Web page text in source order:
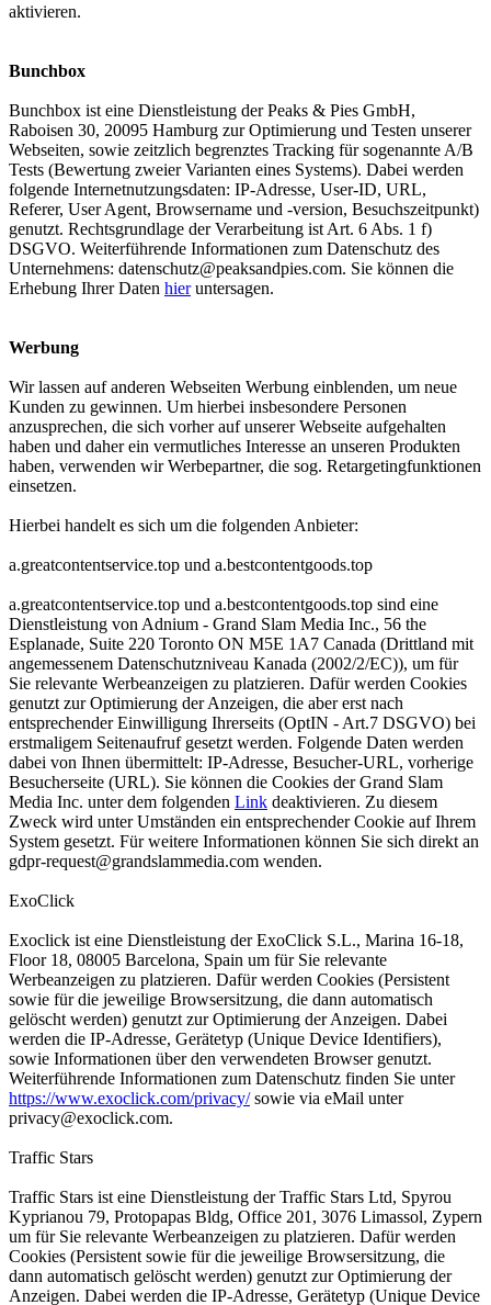
aktivieren.
Bunchbox
Bunchbox ist eine Dienstleistung der Peaks & Pies GmbH,
Raboisen 30, 20095 Hamburg zur Optimierung und Testen unserer
Webseiten, sowie zeitzlich begrenztes Tracking für sogenannte A/B
Tests (Bewertung zweier Varianten eines Systems). Dabei werden
folgende Internetnutzungsdaten: IP-Adresse, User-ID, URL,
Referer, User Agent, Browsername und -version, Besuchszeitpunkt)
genutzt. Rechtsgrundlage der Verarbeitung ist Art. 6 Abs. 1 f)
DSGVO. Weiterführende Informationen zum Datenschutz des
Unternehmens: datenschutz@peaksandpies.com. Sie können die
Erhebung Ihrer Daten hieruntersagen.
Werbung
Wir lassen auf anderen Webseiten Werbung einblenden, um neue
Kunden zu gewinnen. Um hierbei insbesondere Personen
anzusprechen, die sich vorher auf unserer Webseite aufgehalten
haben und daher ein vermutliches Interesse an unseren Produkten
haben, verwenden wir Werbepartner, die sog. Retargetingfunktionen
einsetzen.
Hierbei handelt es sich um die folgenden Anbieter:
a.greatcontentservice.top und a.bestcontentgoods.top
a.greatcontentservice.top und a.bestcontentgoods.top sind eine
Dienstleistung von Adnium - Grand Slam Media Inc., 56 the
Esplanade, Suite 220 Toronto ON M5E 1A7 Canada (Drittland mit
angemessenem Datenschutzniveau Kanada (2002/2/EC)), um für
Sie relevante Werbeanzeigen zu platzieren. Dafür werden Cookies
genutzt zur Optimierung der Anzeigen, die aber erst nach
entsprechender Einwilligung Ihrerseits (OptIN - Art.7 DSGVO) bei
erstmaligem Seitenaufruf gesetzt werden. Folgende Daten werden
dabei von Ihnen übermittelt: IP-Adresse, Besucher-URL, vorherige
Besucherseite (URL). Sie können die Cookies der Grand Slam
Media Inc. unter dem folgenden Link deaktivieren. Zu diesem
Zweck wird unter Umständen ein entsprechender Cookie auf Ihrem
System gesetzt. Für weitere Informationen können Sie sich direkt an
gdpr-request@grandslammedia.com wenden.
ExoClick
Exoclick ist eine Dienstleistung der ExoClick S.L., Marina 16-18,
Floor 18, 08005 Barcelona, Spain um für Sie relevante
Werbeanzeigen zu platzieren. Dafür werden Cookies (Persistent
sowie für die jeweilige Browsersitzung, die dann automatisch
gelöscht werden) genutzt zur Optimierung der Anzeigen. Dabei
werden die IP-Adresse, Gerätetyp (Unique Device Identifiers),
sowie Informationen über den verwendeten Browser genutzt.
Weiterführende Informationen zum Datenschutz finden Sie unter
https://www.exoclick.com/privacy/sowie via eMail unter
privacy@exoclick.com.
Traffic Stars
Traffic Stars ist eine Dienstleistung der Traffic Stars Ltd, Spyrou
Kyprianou 79, Protopapas Bldg, Office 201, 3076 Limassol, Zypern
um für Sie relevante Werbeanzeigen zu platzieren. Dafür werden
Cookies (Persistent sowie für die jeweilige Browsersitzung, die
dann automatisch gelöscht werden) genutzt zur Optimierung der
Anzeigen. Dabei werden die IP-Adresse, Gerätetyp (Unique Device